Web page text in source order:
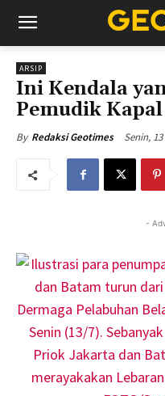
ARSIP
Ini Kendala
Pemudik
By Redaksi Geotimes Senin,
-